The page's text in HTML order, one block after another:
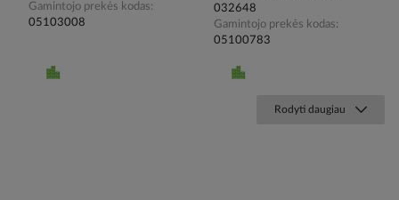
Gamintojo prekės kodas
05103008
032648
Gamintojo prekės kodas
05100783
Rodyti daugiau